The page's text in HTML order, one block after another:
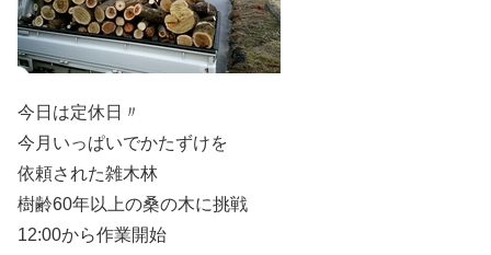
今日は定休日〃
今月いっぱいでかたずけを
依頼された雑木林
樹齢60年以上の桑の木に挑戦
12:00から作業開始